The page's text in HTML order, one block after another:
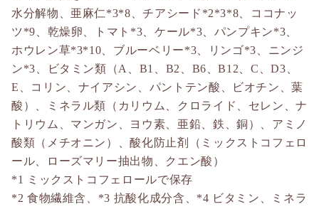
水分解物、亜麻仁*3*8、チアシード*2*3*8、ココナッ
ツ*9、乾燥卵、トマト*3、ケール*3、パンプキン*3、
ホウレン草*3*10、ブルーベリー*3、リンゴ*3、ニンジ
ン*3、ビタミン類（A、B1、B2、B6、B12、C、D3、
E、コリン、ナイアシン、パントテン酸、ビオチン、葉
酸）、ミネラル類（カリウム、クロライド、セレン、ナ
トリウム、マンガン、ヨウ素、亜鉛、鉄、銅）、アミノ
酸類（メチオニン）、酸化防止剤（ミックストコフェロ
ール、ローズマリー抽出物、クエン酸）
*1 ミックストコフェロールで保存
*2 食物繊維含、*3 抗酸化成分含、*4 ビタミン、ミネラ